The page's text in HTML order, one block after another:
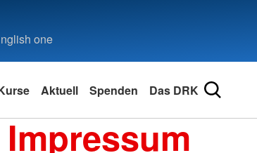
one
Aktuell Spenden Das DRK
Impressum